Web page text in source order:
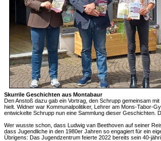
Skurrile Geschichten aus Montabaur
Den Anstoß dazu gab ein Vortrag, den Schrupp gemeinsam
hielt. Widner war Kommunalpolitiker, Lehrer am Mons-Tabor-
entwickelte Schrupp nun eine Sammlung dieser Geschichten.
Wer wusste schon, dass Ludwig van Beethoven auf seiner
dass Jugendliche in den 1980er Jahren so engagiert für ein
Übrigens: Das Jugendzentrum feierte 2022 bereits sein 40-